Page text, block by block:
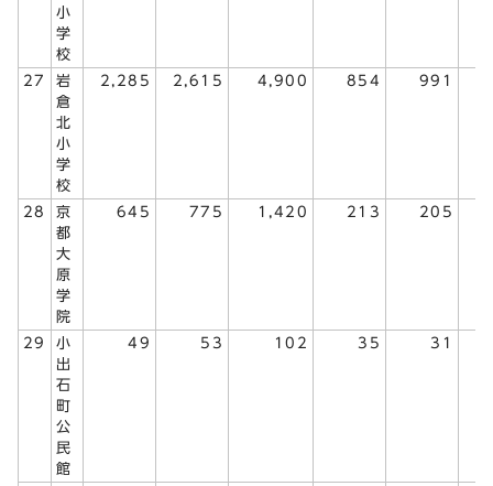
小
学
校
27
岩
倉
北
小
学
校
2,285 2,615 4,900 854 991
28
京
都
大
原
学
院
645 775 1,420 213 205
29
小
出
石
町
公
民
館
49 53 102 35 31